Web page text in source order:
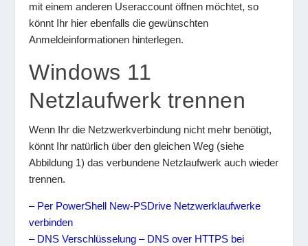
mit einem anderen Useraccount öffnen möchtet, so
könnt Ihr hier ebenfalls die gewünschten
Anmeldeinformationen hinterlegen.
Windows 11
Netzlaufwerk trennen
Wenn Ihr die Netzwerkverbindung nicht mehr benötigt,
könnt Ihr natürlich über den gleichen Weg (siehe
Abbildung 1) das verbundene Netzlaufwerk auch wieder
trennen.
– Per PowerShell New-PSDrive Netzwerklaufwerke
verbinden
– DNS Verschlüsselung – DNS over HTTPS bei